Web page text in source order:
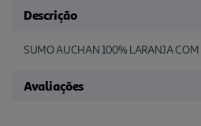
Descrição
SUMO AUCHAN 100% LARANJA COM
Avaliações